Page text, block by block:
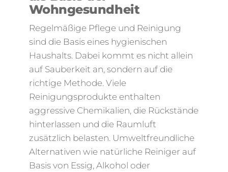
Wohngesundheit
Regelmäßige Pflege und Reinigung
sind die Basis eines hygienischen
Haushalts. Dabei kommt es nicht allein
auf Sauberkeit an, sondern auf die
richtige Methode. Viele
Reinigungsprodukte enthalten
aggressive Chemikalien, die Rückstände
hinterlassen und die Raumluft
zusätzlich belasten. Umweltfreundliche
Alternativen wie natürliche Reiniger auf
Basis von Essig, Alkohol oder